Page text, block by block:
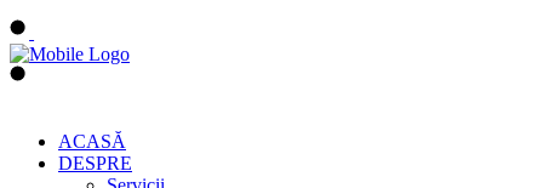
ACASĂ
DESPRE